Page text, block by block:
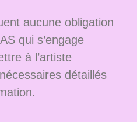
aucune obligation
qui s’engage
à l’artiste
détaillés